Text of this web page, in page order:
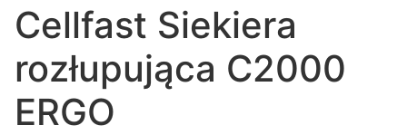
Cellfast Siekiera
rozłupująca C2000
ERGO